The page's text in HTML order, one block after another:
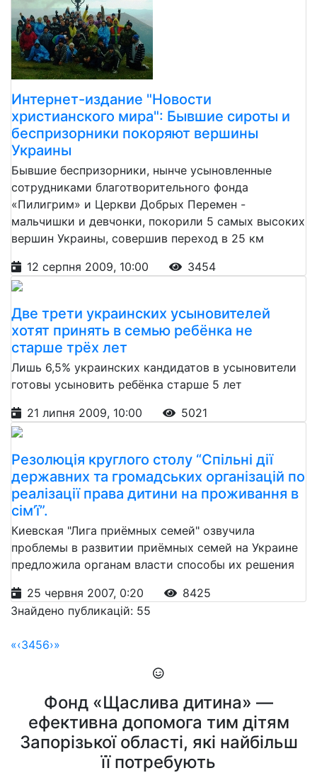
Интернет-издание "Новости
христианского мира": Бывшие сироты и
беспризорники покоряют вершины
Украины
Бывшие беспризорники, нынче усыновленные
сотрудниками благотворительного фонда
«Пилигрим» и Церкви Добрых Перемен -
мальчишки и девчонки, покорили 5 самых высоких
вершин Украины, совершив переход в 25 км
12 серпня 2009, 10:00
3454
Две трети украинских усыновителей
хотят принять в семью ребёнка не
старше трёх лет
Лишь 6,5% украинских кандидатов в усыновители
готовы усыновить ребёнка старше 5 лет
21 липня 2009, 10:00
5021
Резолюція круглого столу “Спільні дії
державних та громадських організацій по
реалізації права дитини на проживання в
сім’ї”.
Киевская "Лига приёмных семей" озвучила
проблемы в развитии приёмных семей на Украине
предложила органам власти способы их решения
25 червня 2007, 0:20
8425
Знайдено публикацій: 55
«‹3456›»
Фонд «Щаслива дитина» —
ефективна допомога тим дітям
Запорізької області, які найбільш
її потребують